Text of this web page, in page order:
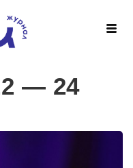
— 24